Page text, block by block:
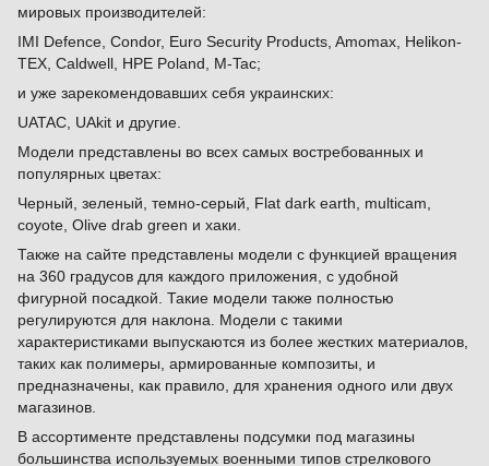
мировых производителей:
IMI Defence, Condor, Euro Security Products, Amomax, Helikon-
TEX, Caldwell, HPE Poland, M-Tac;
и уже зарекомендовавших себя украинских:
UATAC, UAkit и другие.
Модели представлены во всех самых востребованных и
популярных цветах:
Черный, зеленый, темно-серый, Flat dark earth, multicam,
coyote, Olive drab green и хаки.
Также на сайте представлены модели с функцией вращения
на 360 градусов для каждого приложения, с удобной
фигурной посадкой. Такие модели также полностью
регулируются для наклона. Модели с такими
характеристиками выпускаются из более жестких материалов,
таких как полимеры, армированные композиты, и
предназначены, как правило, для хранения одного или двух
магазинов.
В ассортименте представлены подсумки под магазины
большинства используемых военными типов стрелкового